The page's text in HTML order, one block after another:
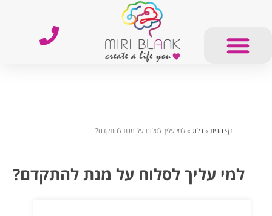
דף הבית » בלוג » למי עליך לסלוח על מנת להתקדם?
למי עליך לסלוח על מנת להתקדם?